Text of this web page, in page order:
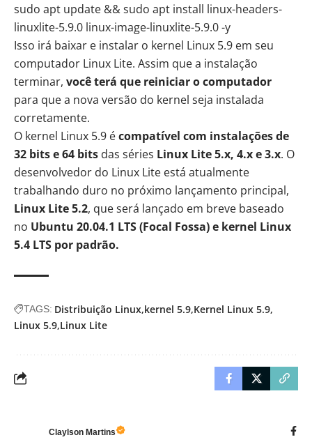
sudo apt update && sudo apt install linux-headers-
linuxlite-5.9.0 linux-image-linuxlite-5.9.0 -y
Isso irá baixar e instalar o kernel Linux 5.9 em seu
computador Linux Lite. Assim que a instalação
terminar, você terá que reiniciar o computador
para que a nova versão do kernel seja instalada
corretamente.
O kernel Linux 5.9 écompatível com instalações de
32 bits e 64 bits das séries Linux Lite 5.x, 4.x e 3.x. O
desenvolvedor do Linux Lite está atualmente
trabalhando duro no próximo lançamento principal,
Linux Lite 5.2, que será lançado em breve baseado
no Ubuntu 20.04.1 LTS (Focal Fossa) e kernel Linux
5.4 LTS por padrão.
TAGS: Distribuição Linux kernel 5.9 Kernel Linux 5.9
Linux 5.9 Linux Lite
Claylson Martins